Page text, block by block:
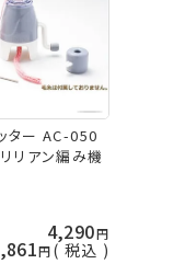
ター AC-050
リアン編み機
4,290
税込